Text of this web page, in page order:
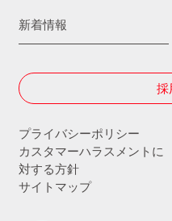
新着情報
採
プライバシーポリシー
カスタマーハラスメントに
対する方針
サイトマップ